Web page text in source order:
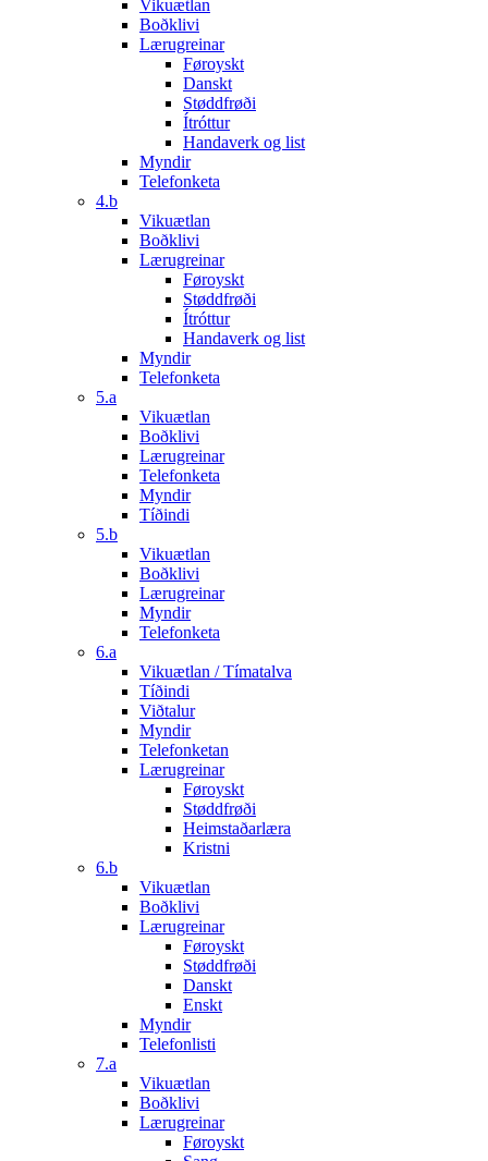
Vikuætlan
Boðklivi
Lærugreinar
Føroyskt
Danskt
Støddfrøði
Ítróttur
Handaverk og list
Myndir
Telefonketa
4.b
Vikuætlan
Boðklivi
Lærugreinar
Føroyskt
Støddfrøði
Ítróttur
Handaverk og list
Myndir
Telefonketa
5.a
Vikuætlan
Boðklivi
Lærugreinar
Telefonketa
Myndir
Tíðindi
5.b
Vikuætlan
Boðklivi
Lærugreinar
Myndir
Telefonketa
6.a
Vikuætlan / Tímatalva
Tíðindi
Viðtalur
Myndir
Telefonketan
Lærugreinar
Føroyskt
Støddfrøði
Heimstaðarlæra
Kristni
6.b
Vikuætlan
Boðklivi
Lærugreinar
Føroyskt
Støddfrøði
Danskt
Enskt
Myndir
Telefonlisti
7.a
Vikuætlan
Boðklivi
Lærugreinar
Føroyskt